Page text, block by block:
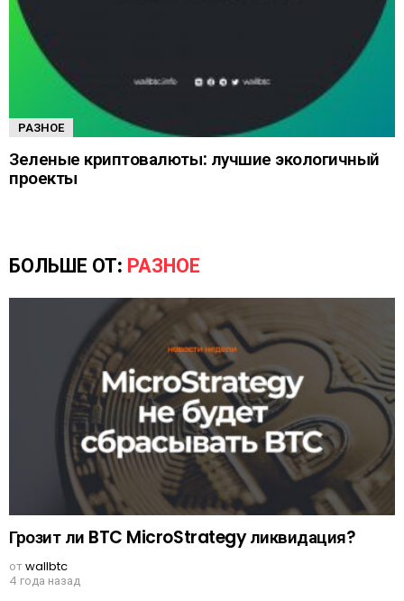
РАЗНОЕ
Зеленые криптовалюты: лучшие экологичный
проекты
БОЛЬШЕ ОТ: РАЗНОЕ
Грозит ли BTC MicroStrategy ликвидация?
отwallbtc
4 года назад